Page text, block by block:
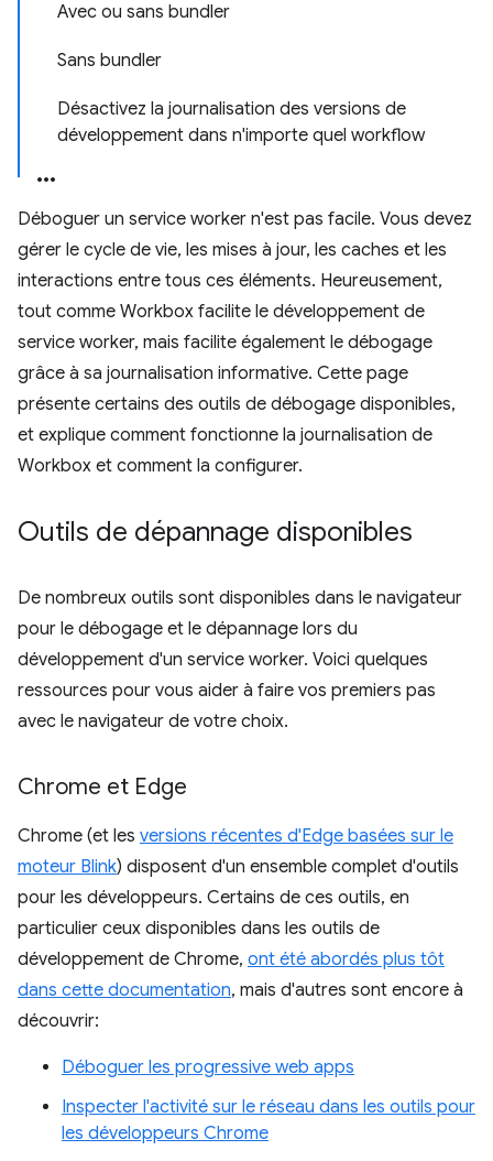
Avec ou sans bundler
Sans bundler
Désactivez la journalisation des versions de
développement dans n'importe quel workflow
Déboguer un service worker n'est pas facile. Vous devez
gérer le cycle de vie, les mises à jour, les caches et les
interactions entre tous ces éléments. Heureusement,
tout comme Workbox facilite le développement de
service worker, mais facilite également le débogage
grâce à sa journalisation informative. Cette page
présente certains des outils de débogage disponibles,
et explique comment fonctionne la journalisation de
Workbox et comment la configurer.
Outils de dépannage disponibles
De nombreux outils sont disponibles dans le navigateur
pour le débogage et le dépannage lors du
développement d'un service worker. Voici quelques
ressources pour vous aider à faire vos premiers pas
avec le navigateur de votre choix.
Chrome et Edge
Chrome (et les versions récentes d'Edge basées sur le
moteur Blink) disposent d'un ensemble complet d'outils
pour les développeurs. Certains de ces outils, en
particulier ceux disponibles dans les outils de
développement de Chrome, ont été abordés plus tôt
dans cette documentation, mais d'autres sont encore à
découvrir:
Déboguer les progressive web apps
Inspecter l'activité sur le réseau dans les outils pour
les développeurs Chrome